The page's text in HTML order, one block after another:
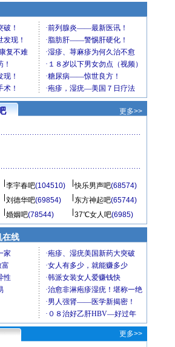
更多>>
李宇春吧(104510) 快乐男声吧(68574)
刘德华吧(69854) 东方神起吧(65744)
婚姻吧(78544) 37℃女人吧(6985)
在线
更多>>